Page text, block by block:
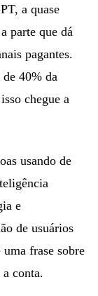
a quase
parte que dá
pagantes.
40% da
chegue a
usando de
e
de usuários
frase sobre
conta.